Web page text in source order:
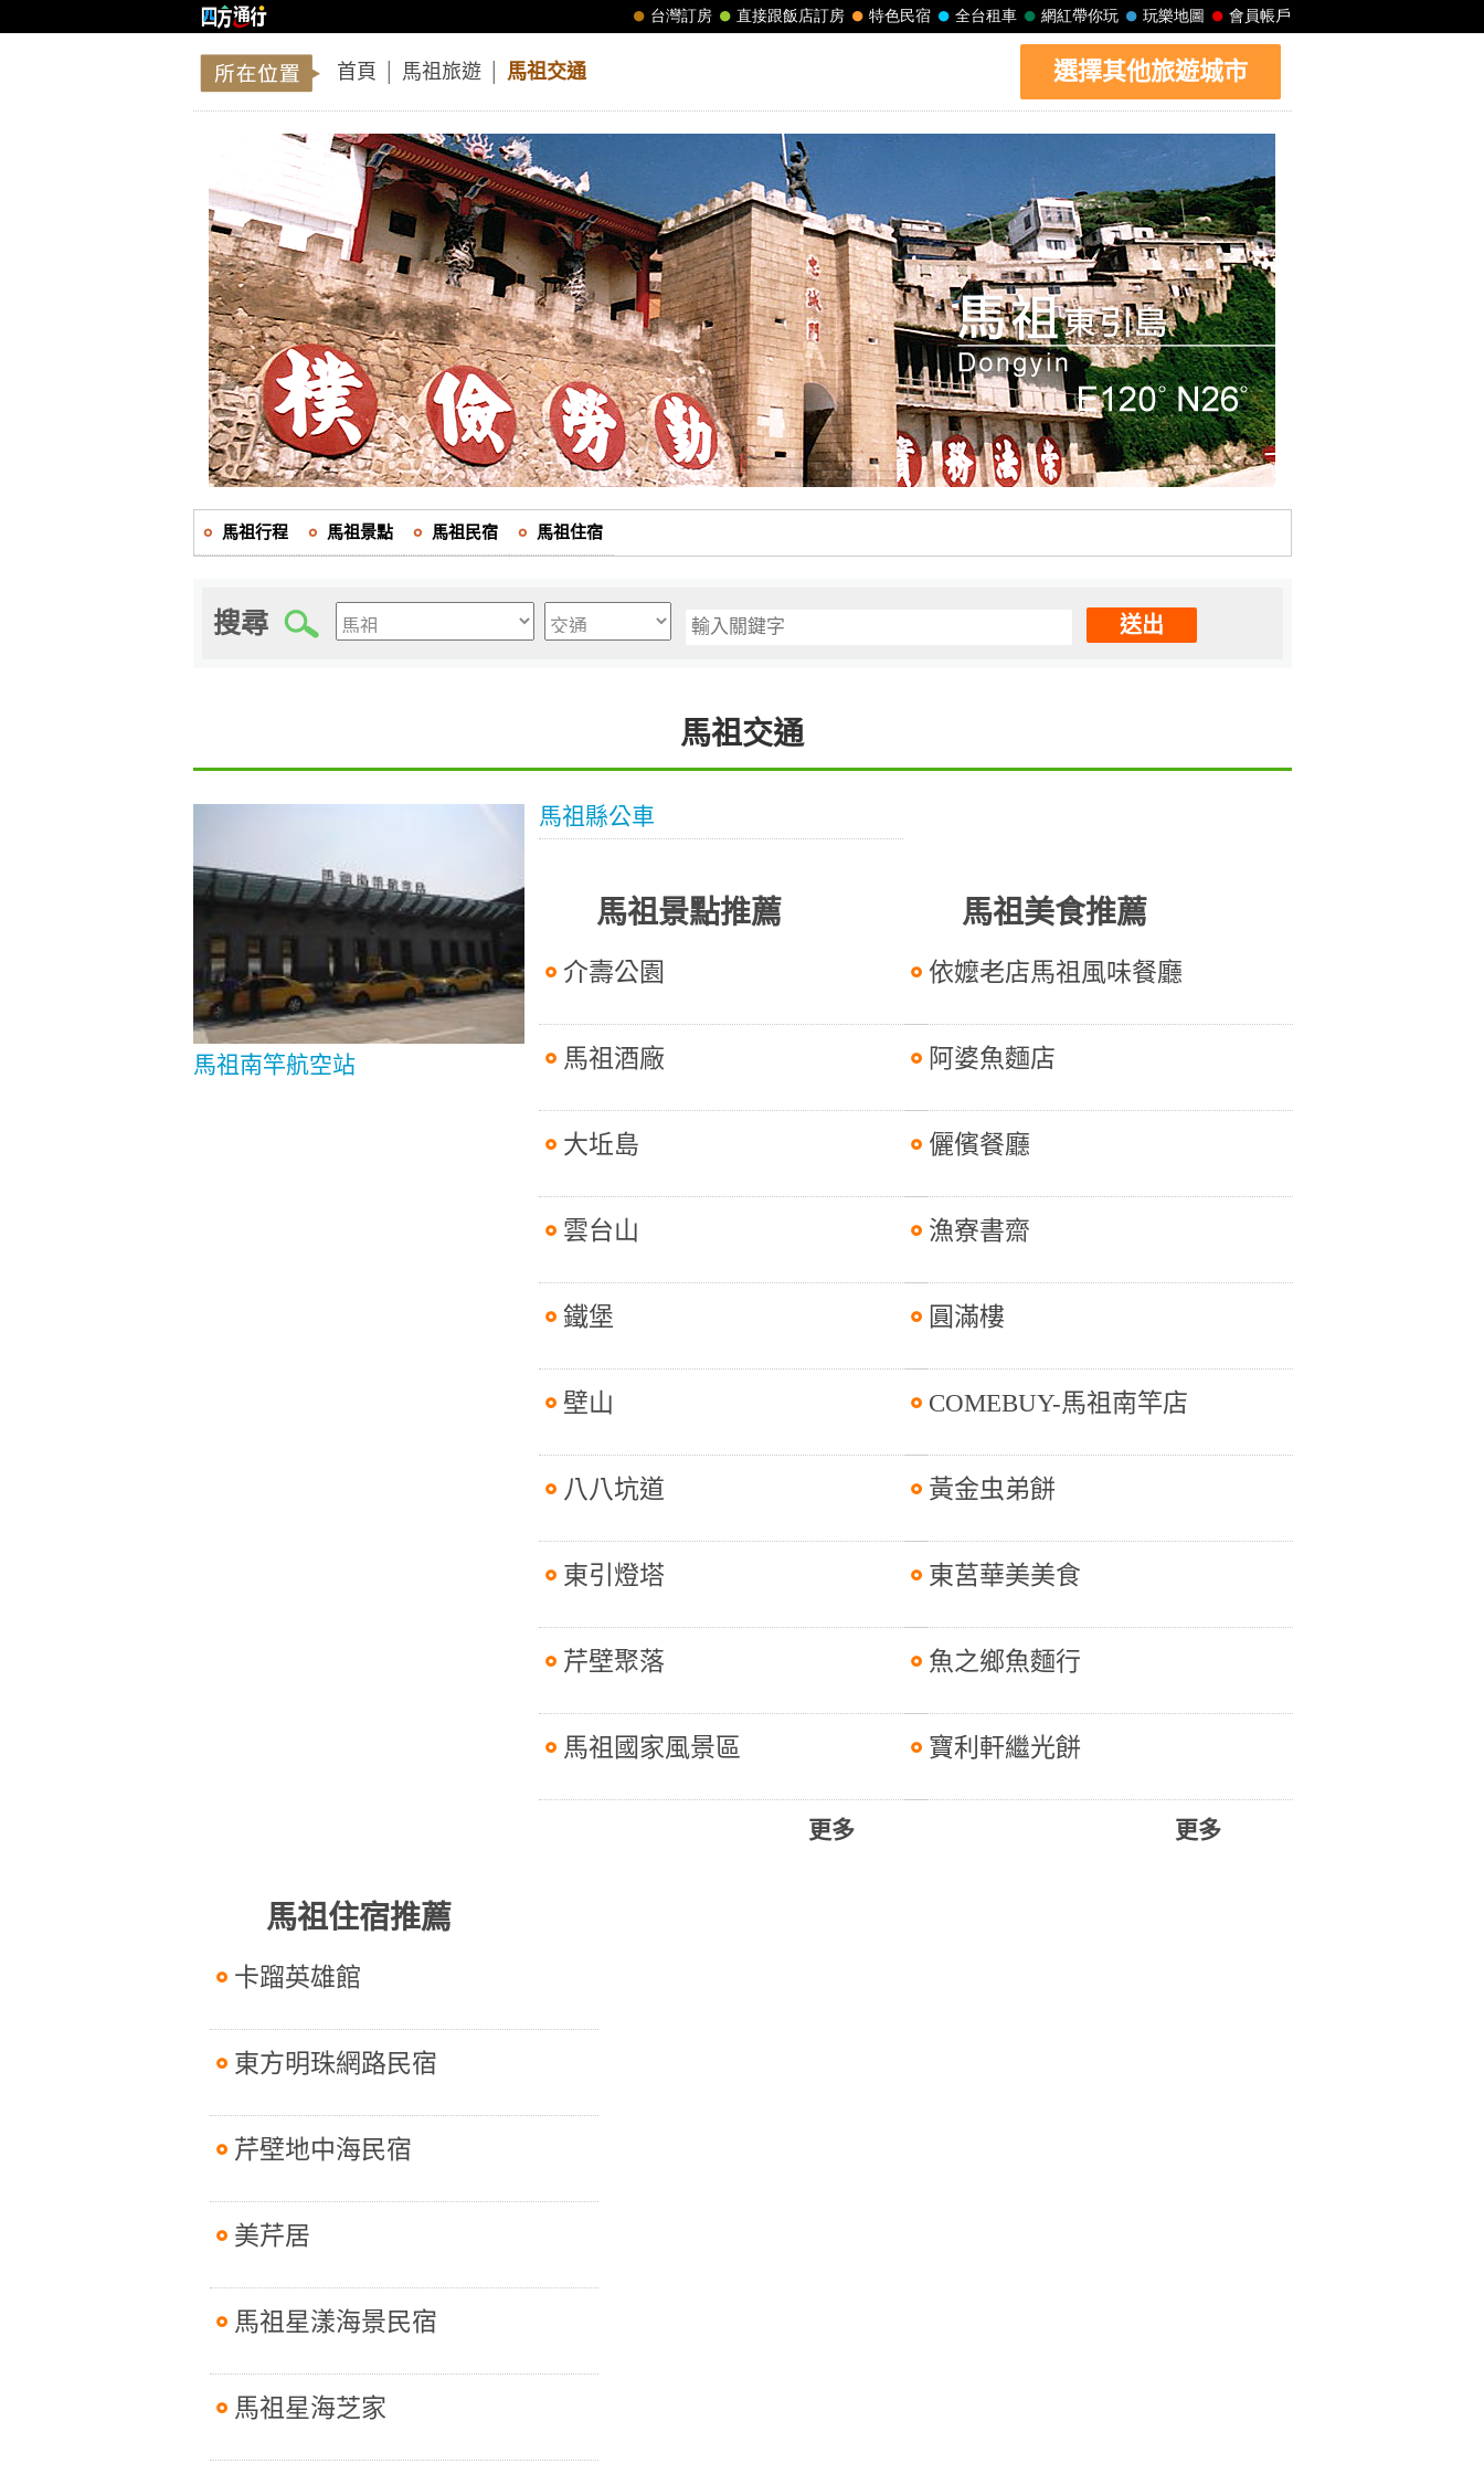
首頁 馬祖旅遊│ 馬祖交通 選擇其他旅遊城市
馬祖行程 馬祖景點 馬祖民宿 馬祖住宿
搜尋 送出
馬祖交通
馬祖南竿航空站
馬祖縣公車
馬祖景點推薦
介壽公園
馬祖酒廠
大坵島
雲台山
鐵堡
壁山
八八坑道
東引燈塔
芹壁聚落
馬祖國家風景區
更多
馬祖美食推薦
依嬤老店馬祖風味餐廳
阿婆魚麵店
儷儐餐廳
漁寮書齋
圓滿樓
COMEBUY-馬祖南竿店
黃金虫弟餅
東莒華美美食
魚之鄉魚麵行
寶利軒繼光餅
更多
馬祖住宿推薦
卡蹓英雄館
東方明珠網路民宿
芹壁地中海民宿
美芹居
馬祖星漾海景民宿
馬祖星海芝家